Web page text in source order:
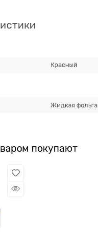
Красный
Жидкая фольга
покупают